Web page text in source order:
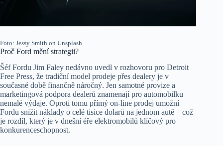
Foto: Jessy Smith on Unsplash
Proč Ford mění strategii?
Šéf Fordu Jim Faley nedávno uvedl v rozhovoru pro Detroit
Free Press, že tradiční model prodeje přes dealery je v
současné době finančně náročný. Jen samotné provize a
marketingová podpora dealerů znamenají pro automobilku
nemalé výdaje. Oproti tomu přímý on-line prodej umožní
Fordu snížit náklady o celé tisíce dolarů na jednom autě – což
je rozdíl, který je v dnešní éře elektromobilů klíčový pro
konkurenceschopnost.